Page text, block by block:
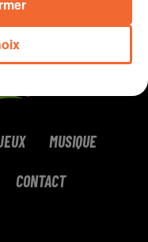
MUSIQUE
CONTACT